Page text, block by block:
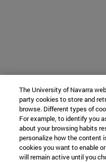
The University of Navarra
party cookies to store and
browse. Different types of
For example, to identify you
about your browsing habits
personalize how the content
cookies you want to enable
will remain active until you